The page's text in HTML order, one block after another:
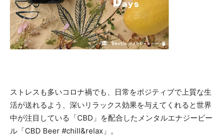
ストレスも多いコロナ禍でも、日常をポジティブで上質な生
活が送れるよう、深いリラックス効果を与えてくれると世界
中が注目している「CBD」を配合したメンタルエナジービー
ル「CBD Beer #chill&relax」。